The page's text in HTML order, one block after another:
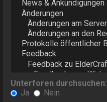
Unterforen durchsuchen:
Ja
Nein